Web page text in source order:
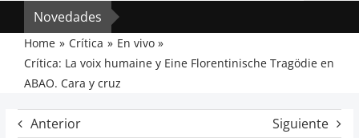
Inicio
Actual
Artículos
Previos de ópera
Novedades
Home Crítica
En vivo
Crítica: La voix humaine y Eine Florentinische Tragödie en
ABAO. Cara y cruz
Anterior Siguiente